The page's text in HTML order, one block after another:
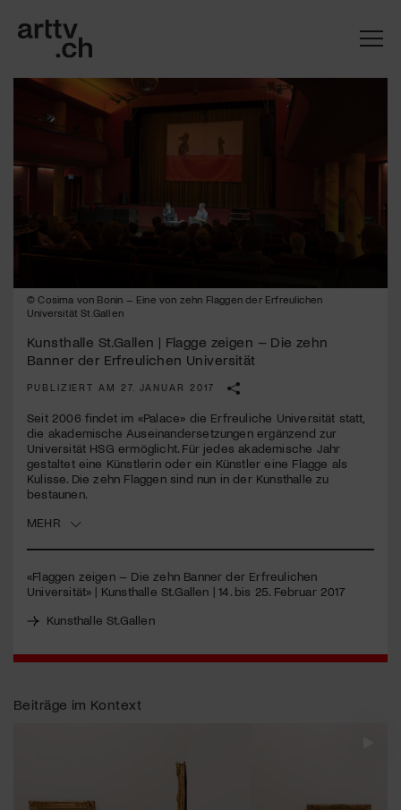
© Cosima von Bonin – Eine von zehn Flaggen der Erfreulichen
Universität St.Gallen
Kunsthalle St.Gallen | Flagge zeigen – Die zehn
Banner der Erfreulichen Universität
PUBLIZIERT AM 27. JANUAR 2017
Seit 2006 findet im «Palace» die Erfreuliche Universität statt,
die akademische Auseinandersetzungen ergänzend zur
Universität HSG ermöglicht. Für jedes akademische Jahr
gestaltet eine Künstlerin oder ein Künstler eine Flagge als
Kulisse. Die zehn Flaggen sind nun in der Kunsthalle zu
bestaunen.
MEHR
«Flaggen zeigen – Die zehn Banner der Erfreulichen
Universität» | Kunsthalle St.Gallen | 14. bis 25. Februar 2017
Kunsthalle St.Gallen
Beiträge im Kontext
Mach mit: «Be Part of the Art»!
Engagiere dich als Kulturliebhaber:in, Kulturschaffende(r) oder
Kulturinstitution und unterstütze unsere Arbeit.
Mit deiner Mitgliedschaft erhältst du kostenlosen Zugang zu
diversen Kulturevents.
Jetzt Mitglied werden